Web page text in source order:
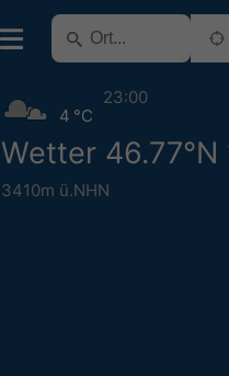
Wetter 46.77°N
3410m ü.NHN
4 °C
23:00